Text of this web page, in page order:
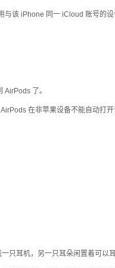
与该 iPhone 同一 iCloud 账号的
了。
在非苹果设备不能自动打
只耳机，另一只耳朵闲置着可以耳